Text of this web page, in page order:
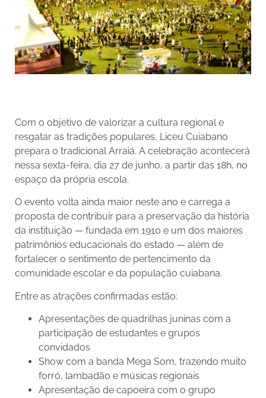
Com o objetivo de valorizar a cultura regional e
resgatar as tradições populares, Liceu Cuiabano
prepara o tradicional Arraiá. A celebração acontecerá
nessa sexta-feira, dia 27 de junho, a partir das 18h, no
espaço da própria escola.
O evento volta ainda maior neste ano e carrega a
proposta de contribuir para a preservação da história
da instituição — fundada em 1910 e um dos maiores
patrimônios educacionais do estado — além de
fortalecer o sentimento de pertencimento da
comunidade escolar e da população cuiabana.
Entre as atrações confirmadas estão:
Apresentações de quadrilhas juninas com a
participação de estudantes e grupos
convidados
Show com a banda Mega Som, trazendo muito
forró, lambadão e músicas regionais
Apresentação de capoeira com o grupo